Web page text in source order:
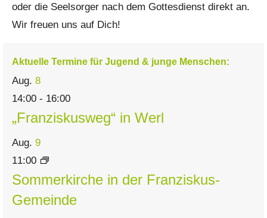
oder die Seelsorger nach dem Gottesdienst direkt an.
Wir freuen uns auf Dich!
Aktuelle Termine für Jugend & junge Menschen:
Aug. 8
14:00 - 16:00
„Franziskusweg“ in Werl
Aug. 9
11:00
Sommerkirche in der Franziskus-
Gemeinde